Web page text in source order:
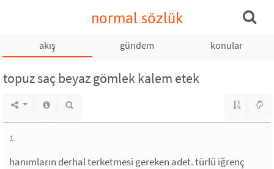
normal sözlük
akış gündem konular
topuz saç beyaz gömlek kalem etek
1.
hanımların derhal terketmesi gereken adet. türlü iğrenç